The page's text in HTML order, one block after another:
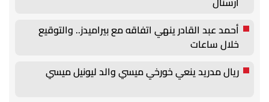
أحمد عبد القادر ينهي اتفاقه مع بيراميدز.. والتوقيع
خلال ساعات
ريال مدريد ينعي خورخي ميسي والد ليونيل ميسي